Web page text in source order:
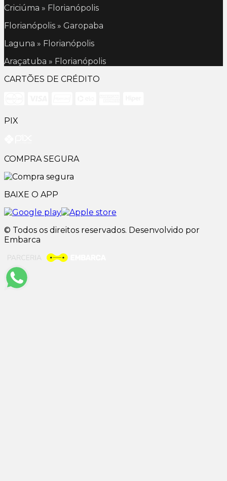
Criciúma » Florianópolis
Florianópolis » Garopaba
Laguna » Florianópolis
Araçatuba » Florianópolis
CARTÕES DE CRÉDITO
PIX
COMPRA SEGURA
BAIXE O APP
© Todos os direitos reservados. Desenvolvido por
Embarca